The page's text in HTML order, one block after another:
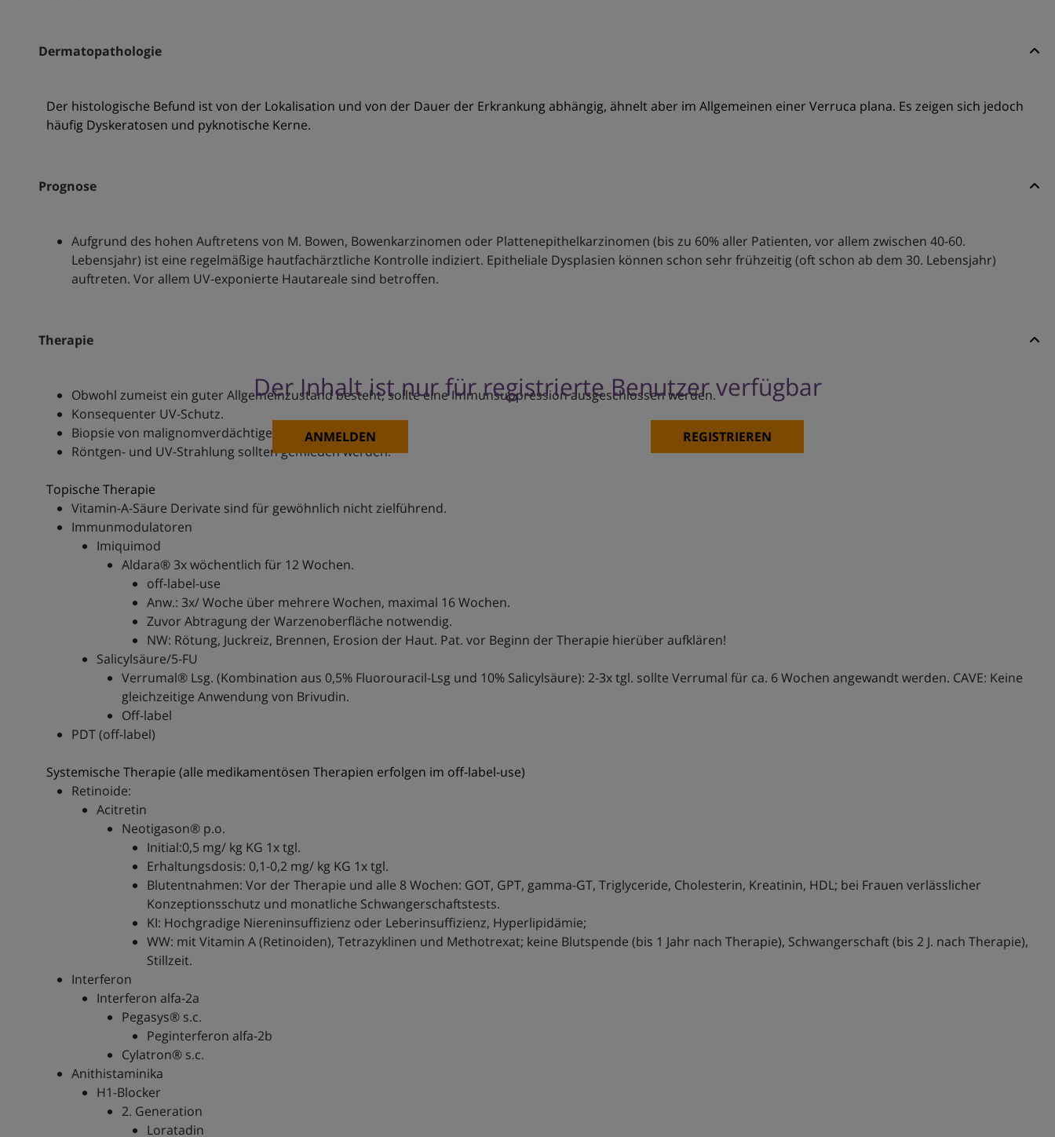
Dermatopathologie
Der histologische Befund ist von der Lokalisation und von der Dauer der Erkrankung abhängig, ähnelt aber im Allgemeinen einer Verruca plana. Es zeigen sich jedoch
häufig Dyskeratosen und pyknotische Kerne.
Prognose
Aufgrund des hohen Auftretens von M. Bowen, Bowenkarzinomen oder Plattenepithelkarzinomen (bis zu 60% aller Patienten, vor allem zwischen 40-60.
Lebensjahr) ist eine regelmäßige hautfachärztliche Kontrolle indiziert. Epitheliale Dysplasien können schon sehr frühzeitig (oft schon ab dem 30. Lebensjahr)
auftreten. Vor allem UV-exponierte Hautareale sind betroffen.
Therapie
Der Inhalt ist nur für registrierte Benutzer verfügbar
ANMELDEN REGISTRIEREN
Obwohl zumeist ein guter Allgemeinzustand besteht, sollte eine Immunsuppression ausgeschlossen werden.
Konsequenter UV-Schutz.
Biopsie von malignomverdächtigen Hautveränderungen.
Röntgen- und UV-Strahlung sollten gemieden werden.
Topische Therapie
Vitamin-A-Säure Derivate sind für gewöhnlich nicht zielführend.
Immunmodulatoren
Imiquimod
Aldara® 3x wöchentlich für 12 Wochen.
off-label-use
Anw.: 3x/ Woche über mehrere Wochen, maximal 16 Wochen.
Zuvor Abtragung der Warzenoberfläche notwendig.
NW: Rötung, Juckreiz, Brennen, Erosion der Haut. Pat. vor Beginn der Therapie hierüber aufklären!
Salicylsäure/5-FU
Verrumal® Lsg. (Kombination aus 0,5% Fluorouracil-Lsg und 10% Salicylsäure): 2-3x tgl. sollte Verrumal für ca. 6 Wochen angewandt werden. CAVE: Keine
gleichzeitige Anwendung von Brivudin.
Off-label
PDT (off-label)
Systemische Therapie (alle medikamentösen Therapien erfolgen im off-label-use)
Retinoide:
Acitretin
Neotigason® p.o.
Initial:0,5 mg/ kg KG 1x tgl.
Erhaltungsdosis: 0,1-0,2 mg/ kg KG 1x tgl.
Blutentnahmen: Vor der Therapie und alle 8 Wochen: GOT, GPT, gamma-GT, Triglyceride, Cholesterin, Kreatinin, HDL; bei Frauen verlässlicher
Konzeptionsschutz und monatliche Schwangerschaftstests.
KI: Hochgradige Niereninsuffizienz oder Leberinsuffizienz, Hyperlipidämie;
WW: mit Vitamin A (Retinoiden), Tetrazyklinen und Methotrexat; keine Blutspende (bis 1 Jahr nach Therapie), Schwangerschaft (bis 2 J. nach Therapie),
Stillzeit.
Interferon
Interferon alfa-2a
Pegasys® s.c.
Peginterferon alfa-2b
Cylatron® s.c.
Anithistaminika
H1-Blocker
2. Generation
Loratadin